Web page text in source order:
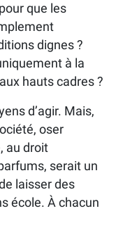
que les
dignes ?
à la
hauts cadres ?
d’agir. Mais,
oser
au droit
serait un
laisser des
école. À chacun